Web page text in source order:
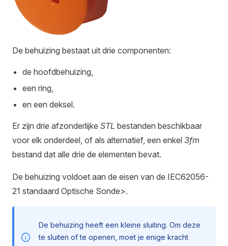
De behuizing bestaat uit drie componenten:
de hoofdbehuizing,
een ring,
en een deksel.
Er zijn drie afzonderlijke STL bestanden beschikbaar
voor elk onderdeel, of als alternatief, een enkel 3fm
bestand dat alle drie de elementen bevat.
De behuizing voldoet aan de eisen van de IEC62056-
21 standaard Optische Sonde>.
De behuizing heeft een kleine sluiting. Om deze
te sluiten of te openen, moet je enige kracht